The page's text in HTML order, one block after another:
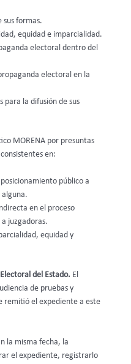
sus formas.
equidad e imparcialidad.
electoral dentro del
electoral en la
para la difusión de sus
MORENA por presuntas
en:
público a
en el proceso
juzgadoras.
equidad y
del Estado. El
de pruebas y
remitió el expediente a este
la misma fecha, la
el expediente, registrarlo